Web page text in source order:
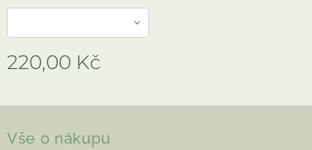
220,00 Kč
Vše o nákupu